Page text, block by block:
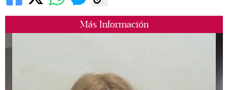
Más Información